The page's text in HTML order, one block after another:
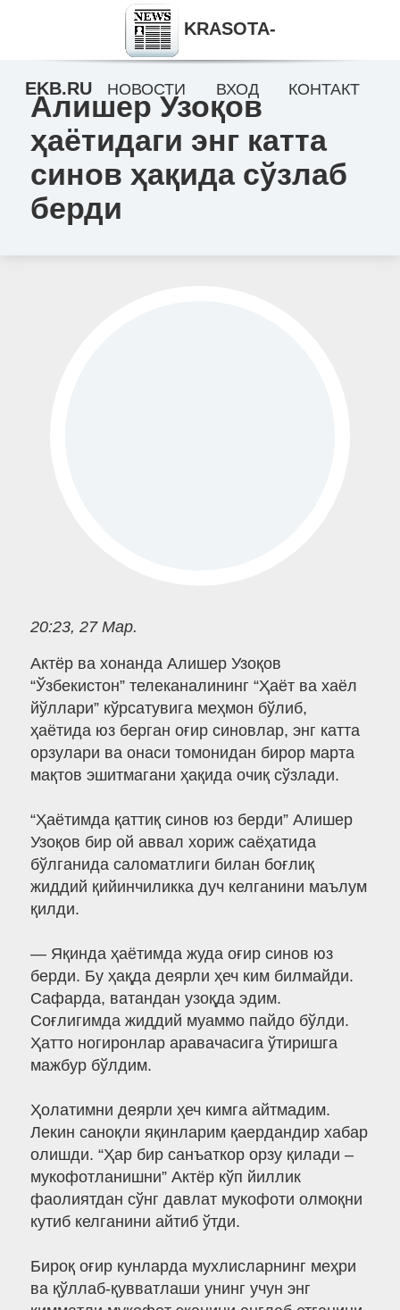
Алишер Узоқов
ҳаётидаги энг катта
синов ҳақида сўзлаб
берди
20:23, 27 Мар.
Актёр ва хонанда Алишер Узоқов
“Ўзбекистон” телеканалининг “Ҳаёт ва хаёл
йўллари” кўрсатувига меҳмон бўлиб,
ҳаётида юз берган оғир синовлар, энг катта
орзулари ва онаси томонидан бирор марта
мақтов эшитмагани ҳақида очиқ сўзлади.
“Ҳаётимда қаттиқ синов юз берди” Алишер
Узоқов бир ой аввал хориж саёҳатида
бўлганида саломатлиги билан боғлиқ
жиддий қийинчиликка дуч келганини маълум
қилди.
— Яқинда ҳаётимда жуда оғир синов юз
берди. Бу ҳақда деярли ҳеч ким билмайди.
Сафарда, ватандан узоқда эдим.
Соғлигимда жиддий муаммо пайдо бўлди.
Ҳатто ногиронлар аравачасига ўтиришга
мажбур бўлдим.
Ҳолатимни деярли ҳеч кимга айтмадим.
Лекин саноқли яқинларим қаердандир хабар
олишди. “Ҳар бир санъаткор орзу қилади –
мукофотланишни” Актёр кўп йиллик
фаолиятдан сўнг давлат мукофоти олмоқни
кутиб келганини айтиб ўтди.
Бироқ оғир кунларда мухлисларнинг меҳри
ва қўллаб-қувватлаши унинг учун энг
KRASOTA-
EKB.RU НОВОСТИ ВХОД КОНТАКТ